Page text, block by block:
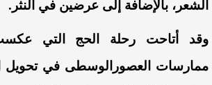
الشعر ، بالإضافة إلى عرضين في النثر .
وقد أتاحت رحلة الحج التي
ممارسات
العصور الوسطى في تحويل